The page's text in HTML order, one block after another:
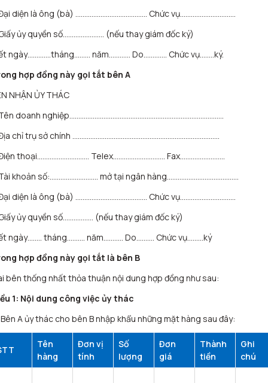
diện là ông (bà) …………………………………. Chức vụ………………………….
ủy quyền số………………….. (nếu thay giám đốc ký)
ngày………….tháng……… năm………… Do…………. Chức vụ……..ký.
hợp đồng này gọi tắt bên A
NHẬN ỦY THÁC
doanh nghiệp…………………………………………………………………………..
chỉ trụ sở chính ……………………………………………………………………….
thoại……………………..… Telex……………………….. Fax…………………….
khoản số:……………………… mở tại ngân hàng………………….………………
diện là ông (bà) …………………………………. Chức vụ………………………….
ủy quyền số…………….. (nếu thay giám đốc ký)
ngày…….. tháng………. năm……….. Do………. Chức vụ………ký
hợp đồng này gọi tắt là bên B
bên thống nhất thỏa thuận nội dung hợp đồng như sau:
1: Nội dung công việc ủy thác
A ủy thác cho bên B nhập khẩu những mặt hàng sau đây:
Tên
hàng
Đơn vị
tính
Số
lượng
Đơn
giá
Thành
tiền
Ghi
chú